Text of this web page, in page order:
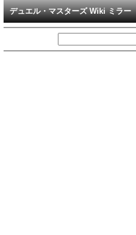
デュエル・マスターズ Wiki ミラー